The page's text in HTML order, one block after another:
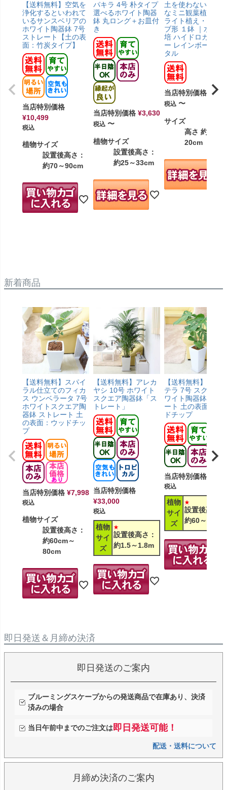
【送料無料】空気を
浄化するといわれて
いるサンスベリアの
ホワイト陶器鉢 7号
ストレート【土の表
面：竹炭タイプ】
当店特別価格
¥10,499
税込
植物サイズ
設置後高さ：
約70～90cm
パキラ 4号 朴タイプ
選べるホワイト陶器
鉢 丸ロング＋お皿付
き
当店特別価格 ¥3,630
税込 〜
植物サイズ
設置後高さ：
約25～33cm
土を使わないで清
なミニ観葉植物 ゼ
ライト植え・キュ
ブ形 １鉢 ｜水耕栽
培 ハイドロカルチ
ー レインボークリ
タル
当店特別価格 ¥
税込 〜
サイズ
高さ 約12～
20cm
新着商品
【送料無料】スパイ
ラル仕立てのフィカ
ス ウンベラータ 7号
ホワイトスクエア陶
器鉢 ストレート 土
の表面：ウッドチッ
プ
当店特別価格 ¥7,998
税込
植物サイズ
設置後高さ：
約60cm～
80cm
【送料無料】アレカ
ヤシ 10号 ホワイト
スクエア陶器鉢「ス
トレート」
当店特別価格
¥33,000
税込
植物
サイ
ズ
設置後高さ：
約1.5～1.8m
【送料無料】モン
テラ 7号 スクエア
ワイト陶器鉢 スト
ート 土の表面：ウ
ドチップ
当店特別価格
税込
植物
サイ
ズ
設置後高さ：
約60～80cm
即日発送＆月締め決済
即日発送のご案内
ブルーミングスケープからの発送商品で在庫あり、決済
済みの場合
当日午前中までのご注文は即日発送可能！
配送・送料について
月締め決済のご案内